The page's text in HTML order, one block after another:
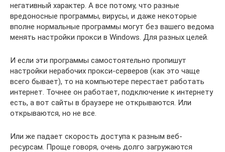
негативный характер. А все потому, что разные
вредоносные программы, вирусы, и даже некоторые
вполне нормальные программы могут без вашего ведома
менять настройки прокси в Windows. Для разных целей.
И если эти программы самостоятельно пропишут
настройки нерабочих прокси-серверов (как это чаще
всего бывает), то на компьютере перестает работать
интернет. Точнее он работает, подключение к интернету
есть, а вот сайты в браузере не открываются. Или
открываются, но не все.
Или же падает скорость доступа к разным веб-
ресурсам. Проще говоря, очень долго загружаются